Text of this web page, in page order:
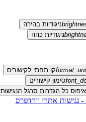
ניגודיות בהירה
ניגודיות כהה
קו תחתי לקישורים
סימון קישורים
איפוס כל הגדרות סרגל הנגישות